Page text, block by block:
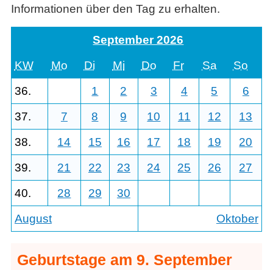
Informationen über den Tag zu erhalten.
September 2026
KW
Mo Di Mi Do Fr Sa So
August Oktober
36. 1 2 3 4 5
6
37.
7 8 9 10 11 12
13
38.
14 15 16 17 18 19
20
39.
21 22 23 24 25 26
27
40.
28 29 30
Geburtstage am 9. September